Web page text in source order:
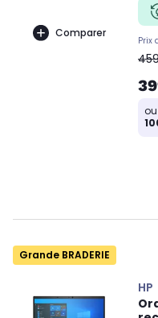
Comparer
Prix
ou
Grande BRADERIE
HP